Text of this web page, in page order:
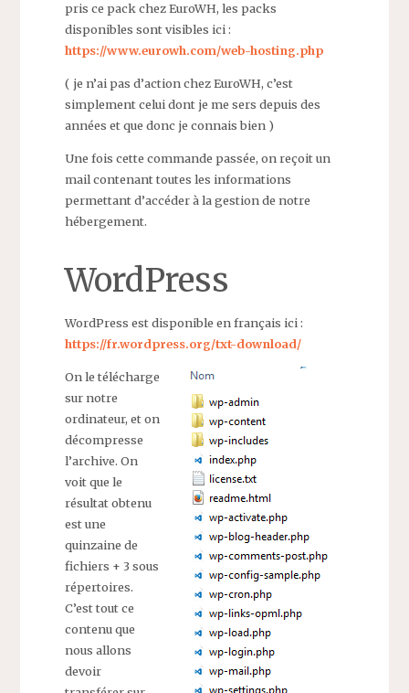
pris ce pack chez EuroWH, les packs
disponibles sont visibles ici :
https://www.eurowh.com/web-hosting.php
( je n’ai pas d’action chez EuroWH, c’est
simplement celui dont je me sers depuis des
années et que donc je connais bien )
Une fois cette commande passée, on reçoit un
mail contenant toutes les informations
permettant d’accéder à la gestion de notre
hébergement.
WordPress
WordPress est disponible en français ici :
https://fr.wordpress.org/txt-download/
On le télécharge
sur notre
ordinateur, et on
décompresse
l’archive. On
voit que le
résultat obtenu
est une
quinzaine de
fichiers + 3 sous
répertoires.
C’est tout ce
contenu que
nous allons
devoir